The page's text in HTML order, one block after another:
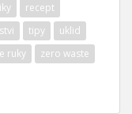
recept
tipy
uklid
ruky
zero waste